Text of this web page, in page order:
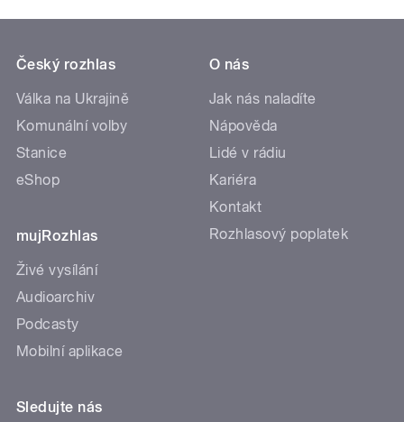
Český rozhlas
Válka na Ukrajině
Komunální volby
Stanice
eShop
mujRozhlas
Živé vysílání
Audioarchiv
Podcasty
Mobilní aplikace
O nás
Jak nás naladíte
Nápověda
Lidé v rádiu
Kariéra
Kontakt
Rozhlasový poplatek
Sledujte nás